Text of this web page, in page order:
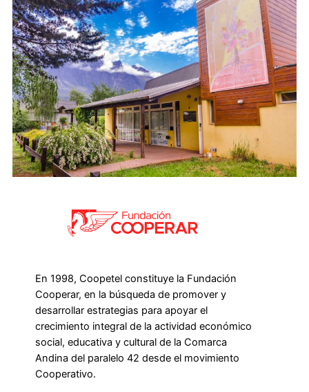
En 1998, Coopetel constituye la Fundación
Cooperar, en la búsqueda de promover y
desarrollar estrategias para apoyar el
crecimiento integral de la actividad económico
social, educativa y cultural de la Comarca
Andina del paralelo 42 desde el movimiento
Cooperativo.